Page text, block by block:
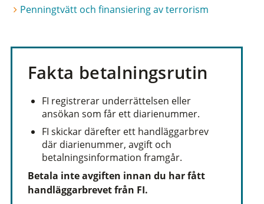
Penningtvätt och finansiering av terrorism
Fakta betalningsrutin
FI registrerar underrättelsen eller
ansökan som får ett diarienummer.
FI skickar därefter ett handläggarbrev
där diarienummer, avgift och
betalningsinformation framgår.
Betala inte avgiften innan du har fått
handläggarbrevet från FI.